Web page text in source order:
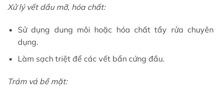
Xử lý vết dầu mỡ, hóa chất:
Sử dụng dung môi hoặc hóa chất tẩy rửa chuyên
dụng.
Làm sạch triệt để các vết bẩn cứng đầu.
Trám vá bề mặt: